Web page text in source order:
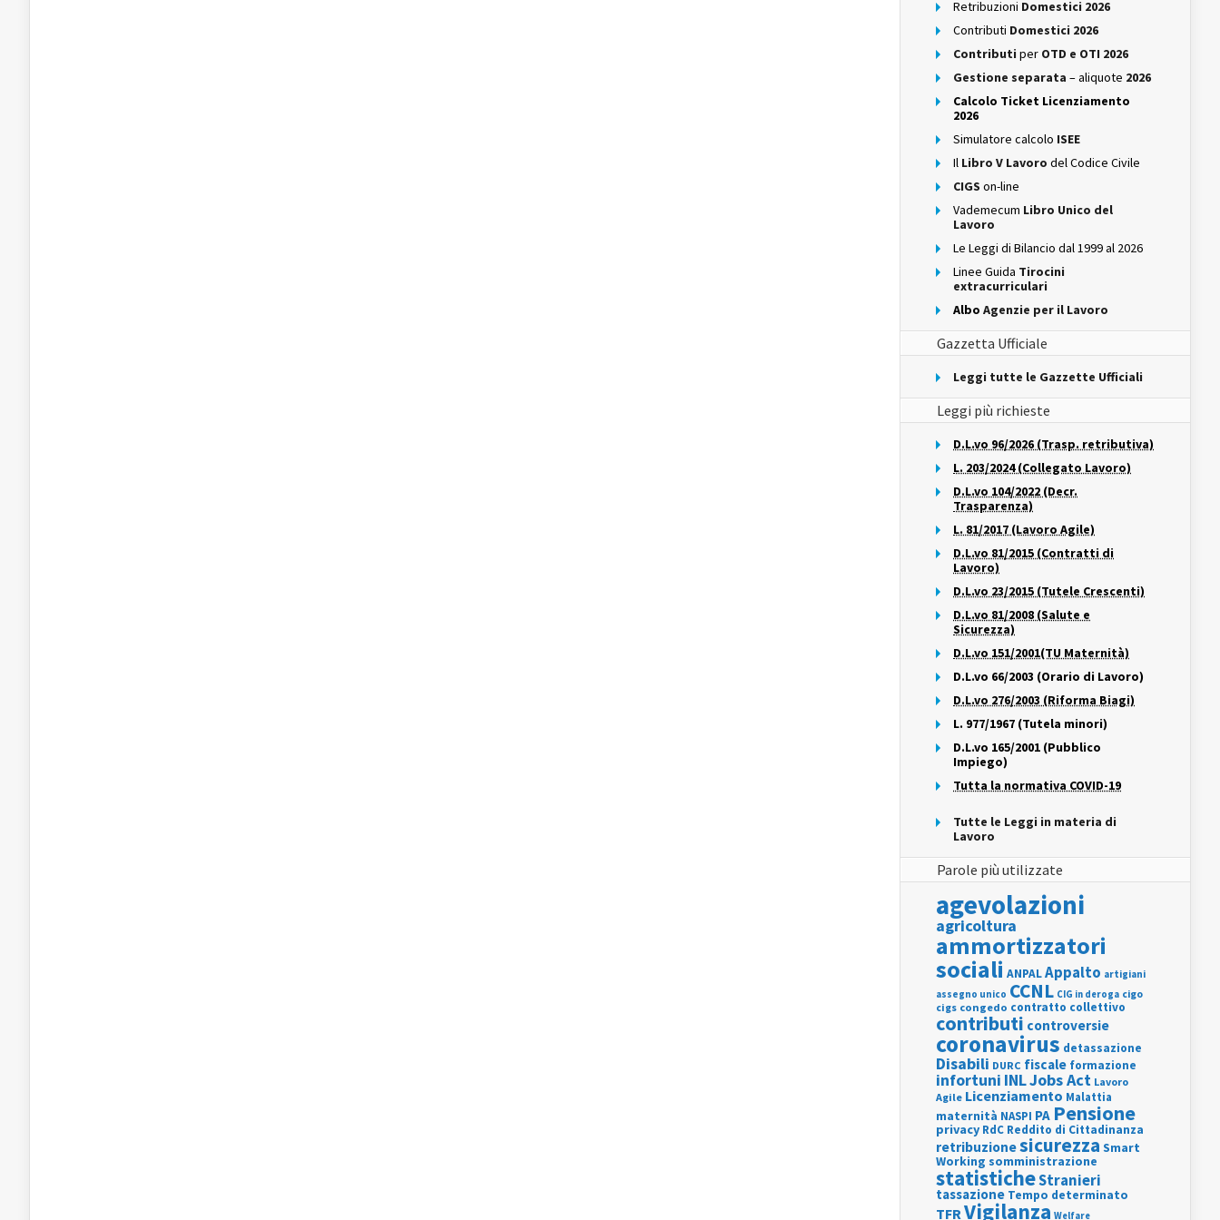
Retribuzioni Domestici 2026
Contributi Domestici 2026
Contributi per OTD e OTI 2026
Gestione separata – aliquote 2026
Calcolo Ticket Licenziamento
2026
Simulatore calcolo ISEE
Il Libro V Lavoro del Codice Civile
CIGS on-line
Vademecum Libro Unico del
Lavoro
Le Leggi di Bilancio dal 1999 al 2026
Linee Guida Tirocini
extracurriculari
Albo Agenzie per il Lavoro
Gazzetta Ufficiale
Leggi tutte le Gazzette Ufficiali
Leggi più richieste
D.L.vo 96/2026 (Trasp. retributiva)
L. 203/2024 (Collegato Lavoro)
D.L.vo 104/2022 (Decr.
Trasparenza)
L. 81/2017 (Lavoro Agile)
D.L.vo 81/2015 (Contratti di
Lavoro)
D.L.vo 23/2015 (Tutele Crescenti)
D.L.vo 81/2008 (Salute e
Sicurezza)
D.L.vo 151/2001(TU Maternità)
D.L.vo 66/2003 (Orario di Lavoro)
D.L.vo 276/2003 (Riforma Biagi)
L. 977/1967 (Tutela minori)
D.L.vo 165/2001 (Pubblico
Impiego)
Tutta la normativa COVID-19
Tutte le Leggi in materia di
Lavoro
Parole più utilizzate
agevolazioni
agricoltura
ammortizzatori
sociali ANPALAppalto artigiani
assegno unico CCNL CIG in deroga cigo
cigs congedo contratto collettivo
contributi controversie
coronavirus detassazione
Disabili DURC fiscale formazione
infortuni INLJobs Act Lavoro
Agile Licenziamento Malattia
maternità NASPI PA Pensione
privacy RdC Reddito di Cittadinanza
retribuzionesicurezza Smart
Working somministrazione
statisticheStranieri
tassazione Tempo determinato
TFRVigilanza Welfare